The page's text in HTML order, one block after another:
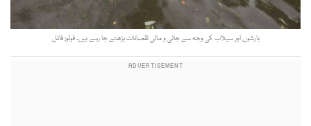
بارشوں اور سیلاب کی وجہ سے جانی و مالی نقصانات بڑھتے جا رہے ہیں۔ فوٹو: فائل